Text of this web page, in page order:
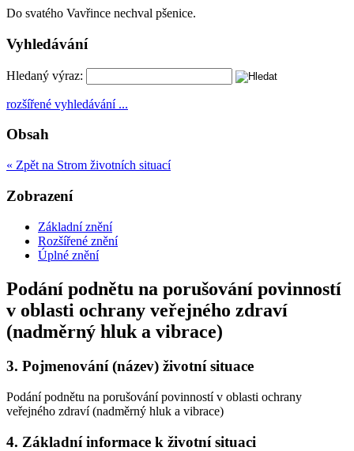
Do svatého Vavřince nechval pšenice.
Vyhledávání
Hledaný výraz:
rozšířené vyhledávání ...
Obsah
« Zpět na Strom životních situací
Zobrazení
Základní znění
Rozšířené znění
Úplné znění
Podání podnětu na porušování povinností
v oblasti ochrany veřejného zdraví
(nadměrný hluk a vibrace)
3. Pojmenování (název) životní situace
Podání podnětu na porušování povinností v oblasti ochrany
veřejného zdraví (nadměrný hluk a vibrace)
4. Základní informace k životní situaci